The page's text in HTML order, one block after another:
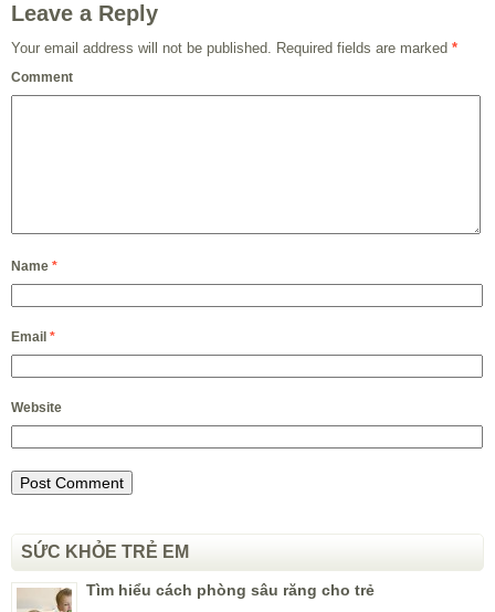
Leave a Reply
Your email address will not be published. Required fields are marked *
Comment
Name *
Email *
Website
SỨC KHỎE TRẺ EM
Tìm hiểu cách phòng sâu răng cho trẻ